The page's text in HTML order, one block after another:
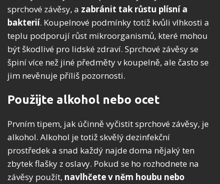
sprchové závěsy, a zabránit tak růstu plísní a
bakterií. Koupelnové podmínky totiž kvůli vlhkosti a
teplu podporují růst mikroorganismů, které mohou
být škodlivé pro lidské zdraví. Sprchové závěsy se
špiní více než jiné předměty v koupelně, ale často se
jim nevěnuje příliš pozornosti.
Použijte alkohol nebo ocet
Prvním tipem, jak účinně vyčistit sprchové závěsy, je
alkohol. Alkohol je totiž skvělý dezinfekční
prostředek a snad každý najde doma nějaký ten
zbytek flašky z oslavy. Pokud se ho rozhodnete na
závěsy použít, navlhčete v něm houbu nebo